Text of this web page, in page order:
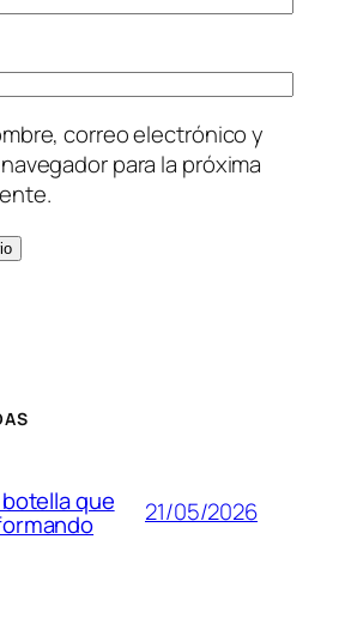
correo electrónico y
para la próxima
que 21/05/2026